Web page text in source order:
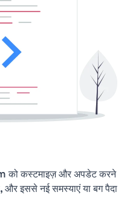
को कस्टमाइज़ और अपडेट करने
इससे नई समस्याएं या बग पैदा